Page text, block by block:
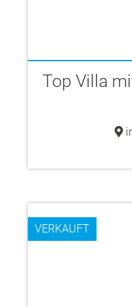
Top Villa
VERKAUFT